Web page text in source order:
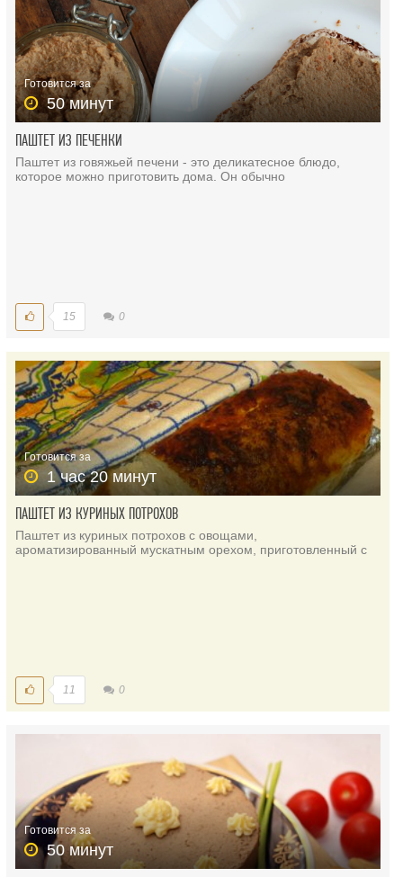
Готовится за
50 минут
ПАШТЕТ ИЗ ПЕЧЕНКИ
Паштет из говяжьей печени - это деликатесное блюдо,
которое можно приготовить дома. Он обычно
15 0
Готовится за
1 час 20 минут
ПАШТЕТ ИЗ КУРИНЫХ ПОТРОХОВ
Паштет из куриных потрохов с овощами,
ароматизированный мускатным орехом, приготовленный с
11 0
Готовится за
50 минут